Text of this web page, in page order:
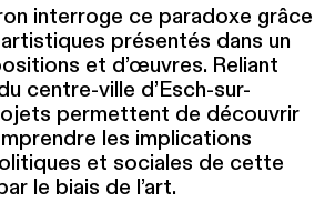
interroge ce paradoxe grâce
présentés dans un
et d’œuvres. Reliant
centre-ville d’Esch-sur-
permettent de découvrir
les impli­ca­tions
et sociales de cette
le biais de l’art.